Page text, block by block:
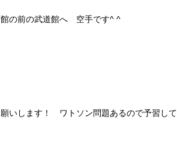
館の前の武道館へ 空手です^ ^
いします！ ワトソン問題あるので予習し